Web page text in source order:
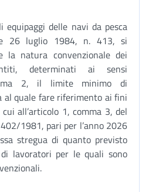
delle navi da pesca
26 luglio 1984, n. 413, si
la natura convenzionale dei
determinati ai sensi
2, il limite minimo di
al quale fare riferimento ai fini
all’articolo 1, comma 3, del
1981, pari per l’anno 2026
stregua di quanto previsto
lavoratori per le quali sono